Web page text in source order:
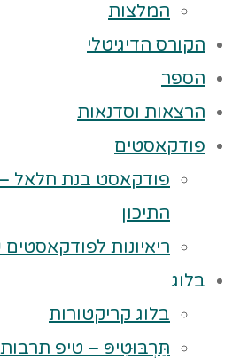
המלצות
הקורס הדיגיטלי
הספר
הרצאות וסדנאות
פודקאסטים
פודקאסט בנת חלאל
התיכון
ריאיונות לפודקאסטים
בלוג
בלוג קריקטורות
תַּרְבּוּטִיפּ – טיפ